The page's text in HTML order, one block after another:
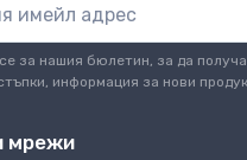
за нашия бюлетин, за да
информация за нови
мрежи